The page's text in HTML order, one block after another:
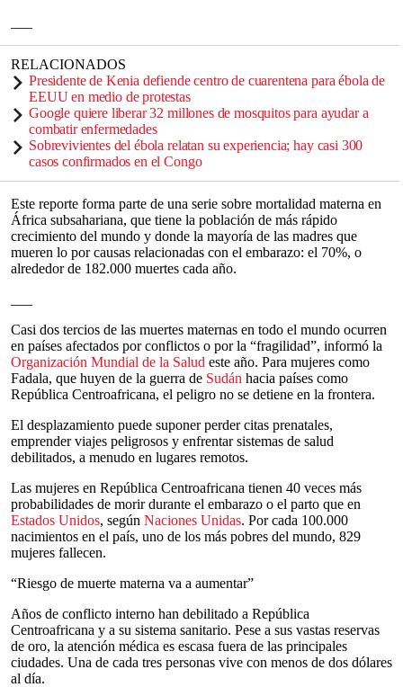
RELACIONADOS
Presidente de Kenia defiende centro de cuarentena para ébola de
EEUU en medio de protestas
Google quiere liberar 32 millones de mosquitos para ayudar a
combatir enfermedades
Sobrevivientes del ébola relatan su experiencia; hay casi 300
casos confirmados en el Congo
Este reporte forma parte de una serie sobre mortalidad materna en
África subsahariana, que tiene la población de más rápido
crecimiento del mundo y donde la mayoría de las madres que
mueren lo por causas relacionadas con el embarazo: el 70%, o
alrededor de 182.000 muertes cada año.
Casi dos tercios de las muertes maternas en todo el mundo ocurren
en países afectados por conflictos o por la “fragilidad”, informó la
Organización Mundial de la Salud este año. Para mujeres como
Fadala, que huyen de la guerra de Sudán hacia países como
República Centroafricana, el peligro no se detiene en la frontera.
El desplazamiento puede suponer perder citas prenatales,
emprender viajes peligrosos y enfrentar sistemas de salud
debilitados, a menudo en lugares remotos.
Las mujeres en República Centroafricana tienen 40 veces más
probabilidades de morir durante el embarazo o el parto que en
Estados Unidos, según Naciones Unidas. Por cada 100.000
nacimientos en el país, uno de los más pobres del mundo, 829
mujeres fallecen.
“Riesgo de muerte materna va a aumentar”
Años de conflicto interno han debilitado a República
Centroafricana y a su sistema sanitario. Pese a sus vastas reservas
de oro, la atención médica es escasa fuera de las principales
ciudades. Una de cada tres personas vive con menos de dos dólares
al día.